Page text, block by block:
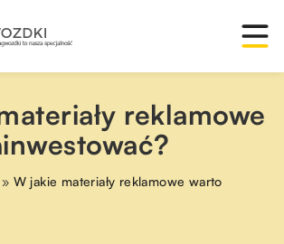
reklamowe
» W jakie materiały reklamowe warto